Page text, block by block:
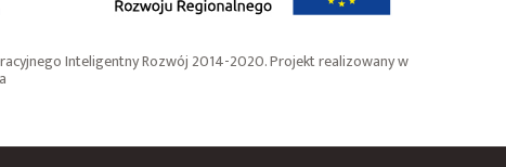
Inteligentny Rozwój 2014-2020. Projekt realizowany w